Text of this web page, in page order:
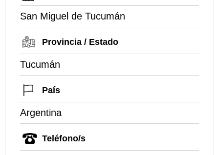
San Miguel de Tucumán
Provincia / Estado
Tucumán
País
Argentina
Teléfono/s